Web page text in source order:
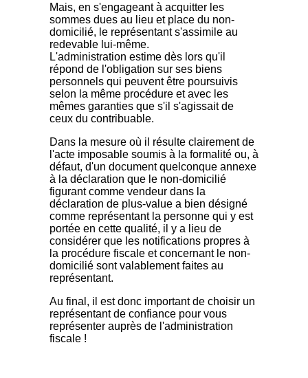
Mais, en s'engageant à acquitter les
sommes dues au lieu et place du non-
domicilié, le représentant s'assimile au
redevable lui-même.
L'administration estime dès lors qu'il
répond de l'obligation sur ses biens
personnels qui peuvent être poursuivis
selon la même procédure et avec les
mêmes garanties que s'il s'agissait de
ceux du contribuable.
Dans la mesure où il résulte clairement de
l'acte imposable soumis à la formalité ou, à
défaut, d'un document quelconque annexe
à la déclaration que le non-domicilié
figurant comme vendeur dans la
déclaration de plus-value a bien désigné
comme représentant la personne qui y est
portée en cette qualité, il y a lieu de
considérer que les notifications propres à
la procédure fiscale et concernant le non-
domicilié sont valablement faites au
représentant.
Au final, il est donc important de choisir un
représentant de confiance pour vous
représenter auprès de l'administration
fiscale !